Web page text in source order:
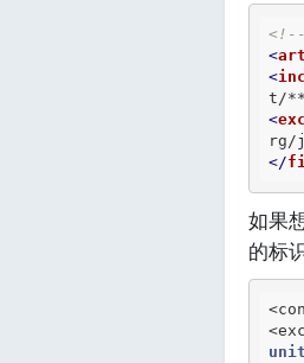
<!--
<
<
t/**
<
rg/
</
如果
的标识
unit